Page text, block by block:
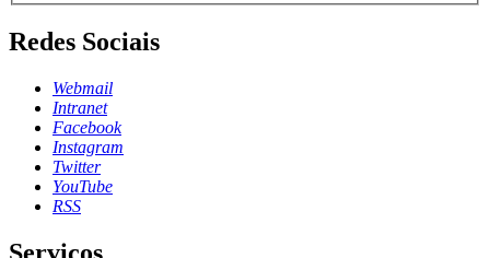
Redes Sociais
Webmail
Intranet
Facebook
Instagram
Twitter
YouTube
RSS
Serviços